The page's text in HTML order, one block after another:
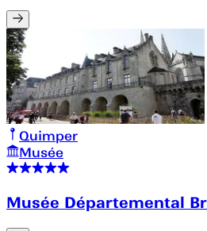
Quimper
Musée
Musée Départemental